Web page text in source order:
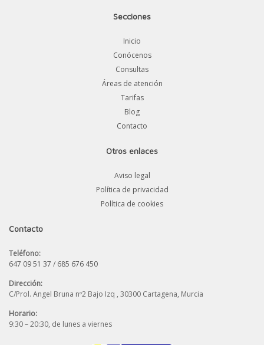
Secciones
Inicio
Conócenos
Consultas
Áreas de atención
Tarifas
Blog
Contacto
Otros enlaces
Aviso legal
Política de privacidad
Política de cookies
Contacto
Teléfono:
647 09 51 37 / 685 676 450
Dirección:
C/Prol. Angel Bruna nº2 Bajo Izq , 30300 Cartagena, Murcia
Horario:
9:30 – 20:30, de lunes a viernes